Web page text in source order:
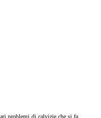
problemi di calvizie che si fa